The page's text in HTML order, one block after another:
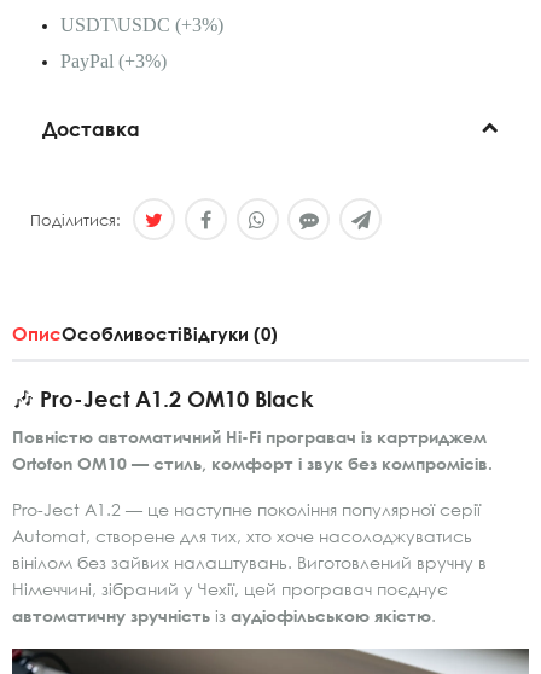
USDT\USDC (+3%)
PayPal (+3%)
Доставка
Поділитися:
ОписОсобливостіВідгуки (0)
🎶 Pro-Ject A1.2 OM10 Black
Повністю автоматичний Hi-Fi програвач із картриджем
Ortofon OM10 — стиль, комфорт і звук без компромісів.
Pro-Ject A1.2 — це наступне покоління популярної серії
Automat, створене для тих, хто хоче насолоджуватись
вінілом без зайвих налаштувань. Виготовлений вручну в
Німеччині, зібраний у Чехії, цей програвач поєднує
автоматичну зручність із аудіофільською якістю.